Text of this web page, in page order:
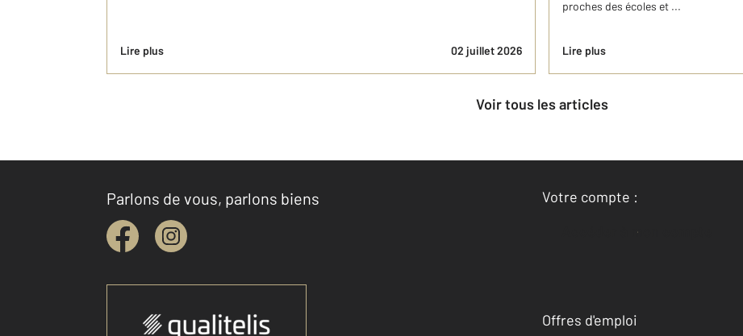
Lire plus 02 juillet 2026
proches des écoles et ...
Lire plus
Voir tous les articles
Parlons de vous, parlons biens
Votre compte :
Accéder à mon compte
Offres d'emploi